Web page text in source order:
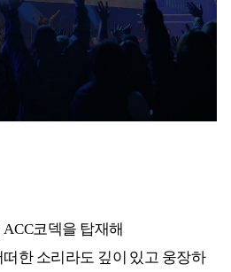
코덱을 탑재해
한 소리라도 깊이 있고 웅장하